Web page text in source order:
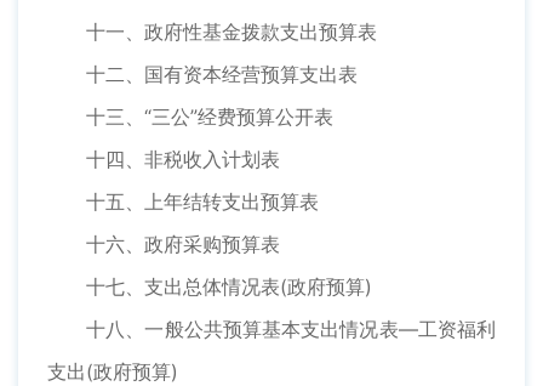
十一、政府性基金拨款支出预算表
十二、国有资本经营预算支出表
十三、“三公”经费预算公开表
十四、非税收入计划表
十五、上年结转支出预算表
十六、政府采购预算表
十七、支出总体情况表(政府预算)
十八、一般公共预算基本支出情况表—工资福利
支出(政府预算)